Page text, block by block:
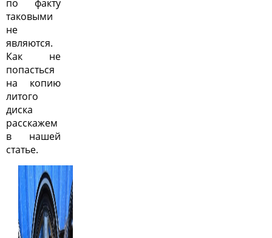
по факту
таковыми
не
являются.
Как не
попасться
на копию
литого
диска
расскажем
в нашей
статье.